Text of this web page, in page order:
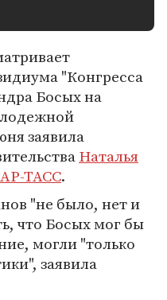
"Конгресса
Босых на
заявила
Наталья
ТАСС.
"не было, нет и
что Босых мог бы
могли "только
заявила